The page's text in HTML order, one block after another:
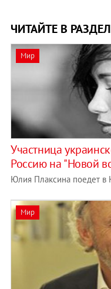
ЧИТАЙТЕ В
Мир
Участница
Россию на "Новой
Юлия Плаксина поедет
Мир